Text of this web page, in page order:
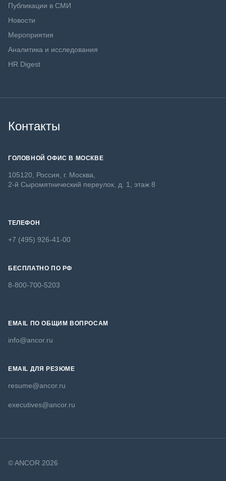
Публикации в СМИ
Новости
Мероприятия
Аналитика и исследования
HR Digest
Контакты
ГОЛОВНОЙ ОФИС В МОСКВЕ
105120, Россия, г. Москва,
2-й Сыромятнический переулок, д. 1, этаж 8
ТЕЛЕФОН
+7 (495) 926-41-00
БЕСПЛАТНО ПО РФ
8-800-700-5203
EMAIL ПО ОБЩИМ ВОПРОСАМ
info@ancor.ru
EMAIL ДЛЯ РЕЗЮМЕ
resume@ancor.ru
executives@ancor.ru
© ANCOR 2026